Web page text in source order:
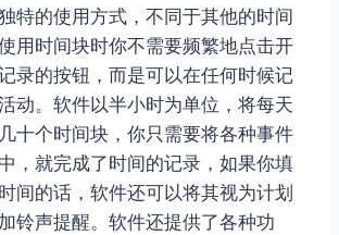
特的使用方式，不同于其他的时间
用时间块时你不需要频繁地点击开
录的按钮，而是可以在任何时候记
动。软件以半小时为单位，将每天
十个时间块，你只需要将各种事件
，就完成了时间的记录，如果你填
间的话，软件还可以将其视为计划
铃声提醒。软件还提供了各种功